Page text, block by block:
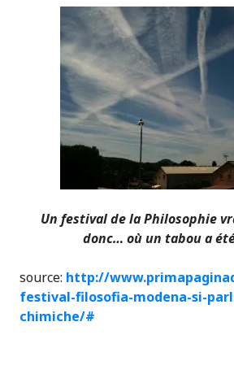
Un festival de la Philosophie
donc… où un tabou a
source: http://
festival-filosofia-modena-si-
chimiche/#